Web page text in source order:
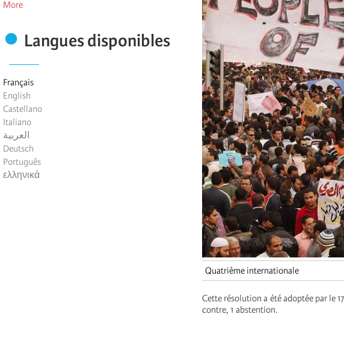
More
Langues disponibles
Français
English
Castellano
Italiano
العربية
Deutsch
Português
ελληνικά
Quatrième internationale
Cette résolution a été adoptée par le
contre, 1 abstention.